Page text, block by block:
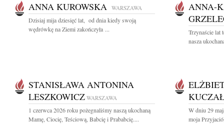
ANNA KUROWSKA WARSZAWA
Dzisiaj mija dziesięć lat, od dnia kiedy swoją
wędrówkę na Ziemi zakończyła ...
ANNA-
Trzynaście lat
nasza
STANISŁAWA ANTONINA
LESZKOWICZ WARSZAWA
1 czerwca 2026 roku pożegnaliśmy naszą ukochaną
Mamę, Ciocię, Teściową, Babcię i Prababcię....
W dniu 29
moja